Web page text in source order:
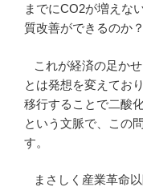
までにCO2が増えな
質改善ができるのか
これが経済の足か
とは発想を変えてお
移行することで二酸
という文脈で、この
す。
まさしく産業革命